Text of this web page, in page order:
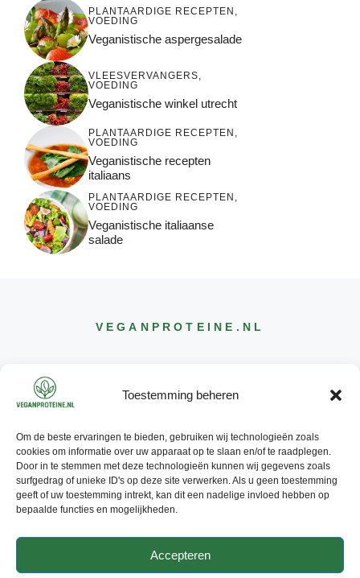
Toestemming beheren
Om de beste ervaringen te bieden, gebruiken wij technologieën zoals
cookies om informatie over uw apparaat op te slaan en/of te raadplegen.
Door in te stemmen met deze technologieën kunnen wij gegevens zoals
surfgedrag of unieke ID's op deze site verwerken. Als u geen toestemming
geeft of uw toestemming intrekt, kan dit een nadelige invloed hebben op
bepaalde functies en mogelijkheden.
Accepteren
PLANTAARDIGE RECEPTEN ,
VOEDING
Veganistische aspergesalade
VLEESVERVANGERS,
VOEDING
Veganistische winkel utrecht
PLANTAARDIGE RECEPTEN ,
VOEDING
Veganistische recepten
italiaans
PLANTAARDIGE RECEPTEN ,
VOEDING
Veganistische italiaanse
salade
VEGANPROTEINE .NL
CONTACT
INFO@ VEGANPROTEINE.NL